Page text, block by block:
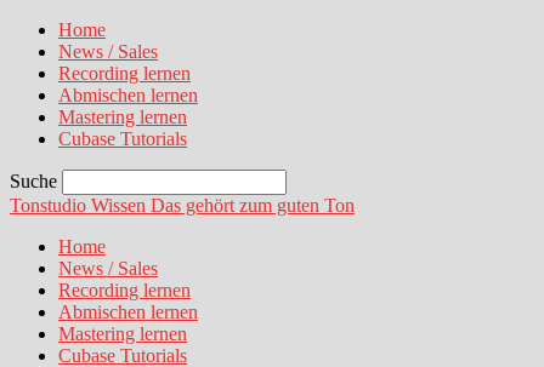
Home
News / Sales
Recording lernen
Abmischen lernen
Mastering lernen
Cubase Tutorials
Suche
Tonstudio Wissen Das gehört zum guten Ton
Home
News / Sales
Recording lernen
Abmischen lernen
Mastering lernen
Cubase Tutorials